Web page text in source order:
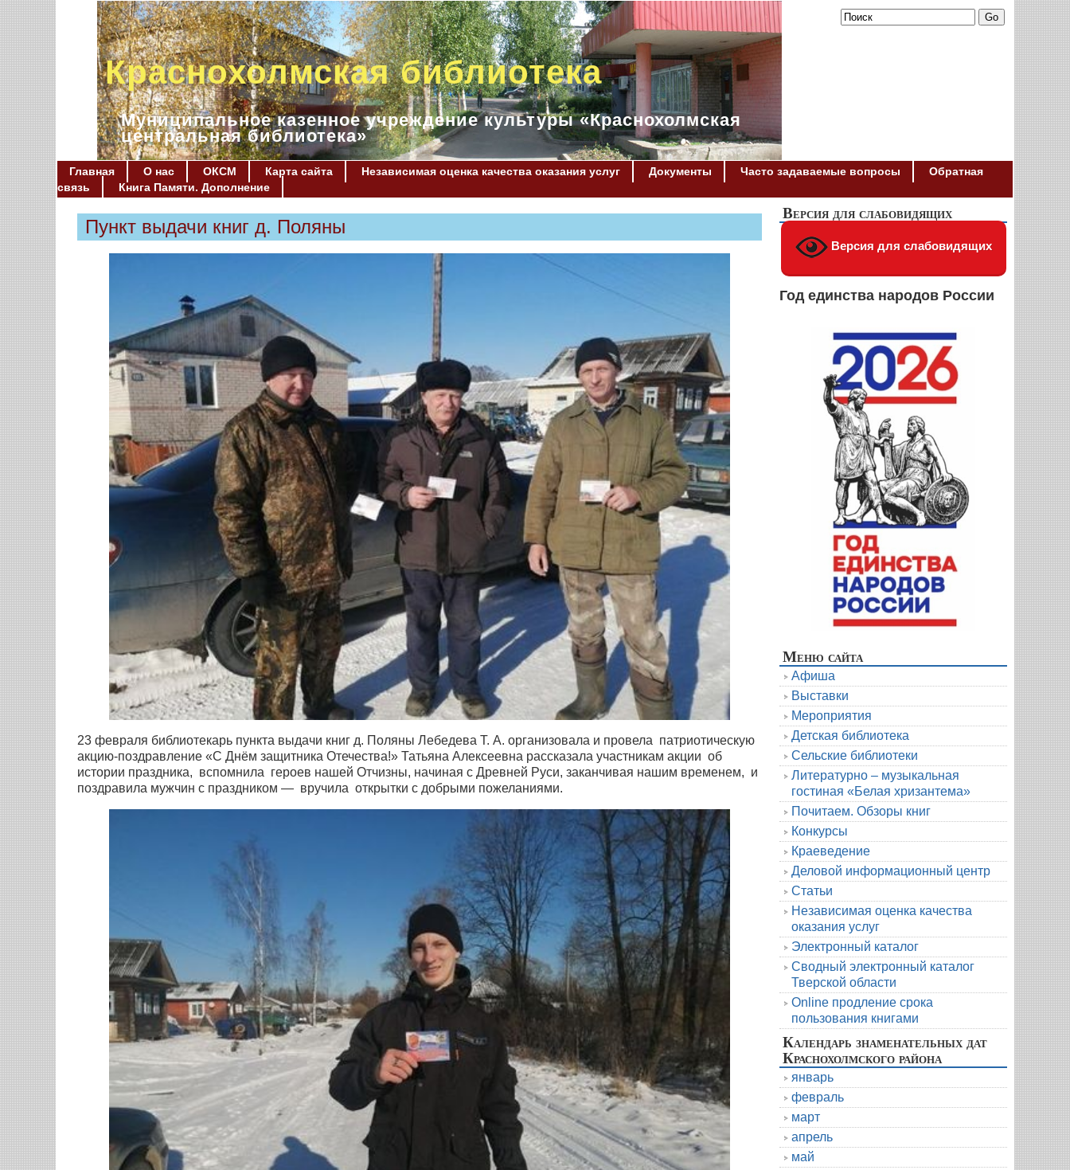
Краснохолмская библиотека
Муниципальное казенное учреждение культуры «Краснохолмская
центральная библиотека»
Главная О нас ОКСМ Карта сайта Независимая оценка качества оказания услуг Документы Часто задаваемые вопросы
Обратная
связь
Книга Памяти. Дополнение
Пункт выдачи книг д. Поляны
23 февраля библиотекарь пункта выдачи книг д. Поляны Лебедева Т. А. организовала и провела патриотическую
акцию-поздравление «С Днём защитника Отечества!» Татьяна Алексеевна рассказала участникам акции об
истории праздника, вспомнила героев нашей Отчизны, начиная с Древней Руси, заканчивая нашим временем, и
поздравила мужчин с праздником — вручила открытки с добрыми пожеланиями.
Версия для слабовидящих
Версия для слабовидящих
Год единства народов России
Меню сайта
Афиша
Выставки
Мероприятия
Детская библиотека
Сельские библиотеки
Литературно – музыкальная
гостиная «Белая хризантема»
Почитаем. Обзоры книг
Конкурсы
Краеведение
Деловой информационный центр
Статьи
Независимая оценка качества
оказания услуг
Электронный каталог
Сводный электронный каталог
Тверской области
Online продление срока
пользования книгами
Календарь знаменательных дат
Краснохолмского района
январь
февраль
март
апрель
май